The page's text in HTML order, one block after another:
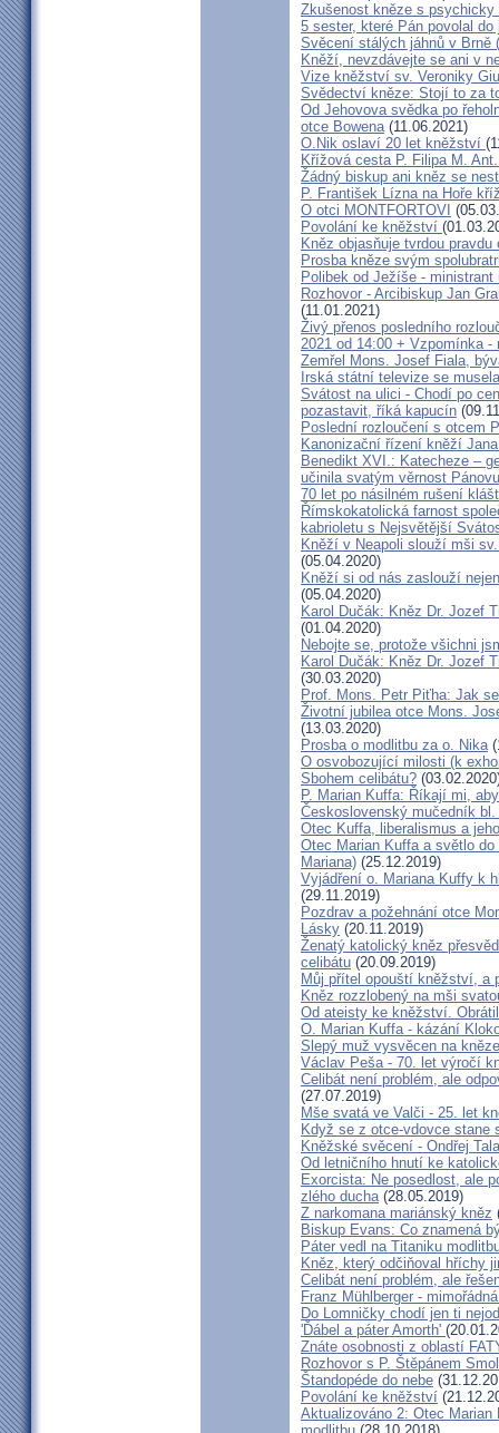
Zkušenost kněze s psychicky
5 sester, které Pán povolal do
Svěcení stálých jáhnů v Brně
Kněží, nevzdávejte se ani v
Vize kněžství sv. Veroniky
Svědectví kněze: Stojí to za
Od Jehovova svědka po
otce Bowena(11.06.2021)
O.Nik oslaví 20 let kněžství
Křížová cesta P. Filipa M.
Žádný biskup ani kněz se
P. František Lízna na Hoře
O otci MONTFORTOVI
Povolání ke kněžství
Kněz objasňuje tvrdou
Prosba kněze svým
Polibek od Ježíše -
Rozhovor - Arcibiskup Jan
(11.01.2021)
Živý přenos posledního
2021 od 14:00 + Vzpomínka
Zemřel Mons. Josef Fiala,
Irská státní televize se
Svátost na ulici - Chodí po
pozastavit, říká kapucín
Poslední rozloučení s otcem
Kanonizační řízení kněží
Benedikt XVI.: Katecheze –
učinila svatým věrnost
70 let po násilném rušení
Římskokatolická farnost
kabrioletu s Nejsvětější
Kněží v Neapoli slouží mši
(05.04.2020)
Kněží si od nás zaslouží
(05.04.2020)
Karol Dučák: Kněz Dr. Jozef
(01.04.2020)
Nebojte se, protože všichni
Karol Dučák: Kněz Dr. Jozef
(30.03.2020)
Prof. Mons. Petr Piťha: Jak
Životní jubilea otce Mons.
(13.03.2020)
Prosba o modlitbu za o. Nika
O osvobozující milosti (k
Sbohem celibátu?
P. Marian Kuffa: Říkají mi,
Československý mučedník
Otec Kuffa, liberalismus a
Otec Marian Kuffa a světlo
Mariana) (25.12.2019)
Vyjádření o. Mariana Kuffy k
(29.11.2019)
Pozdrav a požehnání otce
Lásky (20.11.2019)
Ženatý katolický kněz
celibátu (20.09.2019)
Můj přítel opouští kněžství, a
Kněz rozzlobený na mši
Od ateisty ke kněžství.
O. Marian Kuffa - kázání
Slepý muž vysvěcen na kněze
Václav Peša - 70. let výročí
Celibát není problém, ale
(27.07.2019)
Mše svatá ve Valči - 25. let
Když se z otce-vdovce stane
Kněžské svěcení - Ondřej
Od letničního hnutí ke
Exorcista: Ne posedlost, ale
zlého ducha(28.05.2019)
Z narkomana mariánský kněz
Biskup Evans: Co znamená
Páter vedl na Titaniku
Kněz, který odčiňoval hříchy
Celibát není problém, ale
Franz Mühlberger -
Do Lomničky chodí jen ti
'Ďábel a páter Amorth'
Znáte osobnosti z oblastí
Rozhovor s P. Štěpánem
Štandopéde do nebe
Povolání ke kněžství
Aktualizováno 2: Otec